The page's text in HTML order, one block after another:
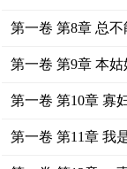
第一卷 第8章 总
第一卷 第9章 本
第一卷 第10章 寡
第一卷 第11章 我